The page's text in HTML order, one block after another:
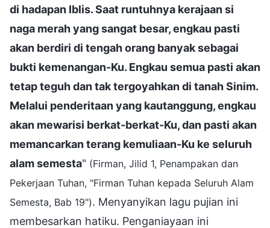
di hadapan Iblis. Saat runtuhnya kerajaan si
naga merah yang sangat besar, engkau pasti
akan berdiri di tengah orang banyak sebagai
bukti kemenangan-Ku. Engkau semua pasti akan
tetap teguh dan tak tergoyahkan di tanah Sinim.
Melalui penderitaan yang kautanggung, engkau
akan mewarisi berkat-berkat-Ku, dan pasti akan
memancarkan terang kemuliaan-Ku ke seluruh
alam semesta" (Firman, Jilid 1, Penampakan dan
Pekerjaan Tuhan, "Firman Tuhan kepada Seluruh Alam
Semesta, Bab 19"). Menyanyikan lagu pujian ini
membesarkan hatiku. Penganiayaan ini